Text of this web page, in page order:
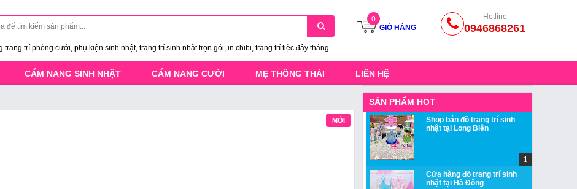
trang trí phòng cưới, phụ kiện sinh nhật, trang trí sinh nhật trọn gói, in chibi, trang trí tiệc đầy tháng...
0
GIỎ HÀNG
Hotline
0946868261
CẨM NANG SINH NHẬT CẨM NANG CƯỚI MẸ THÔNG THÁI LIÊN HỆ
MỚI
SẢN PHẨM HOT
Shop bán đồ trang trí sinh
nhật tại Long Biên
Cửa hàng đồ trang trí sinh
nhật tại Hà Đông